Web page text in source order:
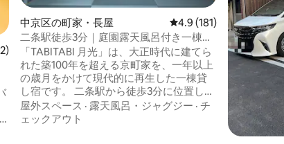
件、5つ星中5.0つ星の平均評価
中京区の町家・長屋 レビュー181件、5つ星
4.9 (181)
二条駅徒歩3分｜庭園露天風呂付き一棟貸
し京町家｜TABITABI 月光
「TABITABI 月光」は、大正時代に建てら
れた築100年を超える京町家を、一年以上
の歳月をかけて現代的に再生した一棟貸
し宿です。 二条駅から徒歩3分に位置し、
京都らしい静かな街並みの中で、伝統と
現代建築が融合した特別な滞在をご体感
屋外スペース · 露天風呂・ジャグジー · チ
ェックアウト